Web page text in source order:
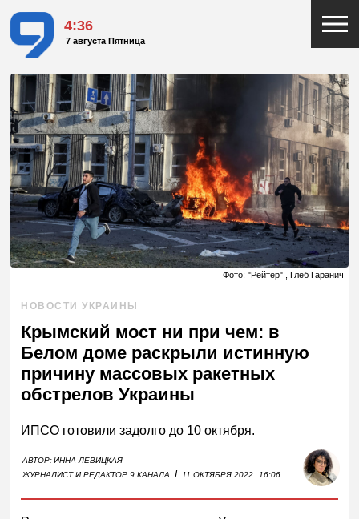
4:36
7 августа Пятница
Фото: "Рейтер" , Глеб Гаранич
НОВОСТИ УКРАИНЫ
Крымский мост ни при чем: в
Белом доме раскрыли истинную
причину массовых ракетных
обстрелов Украины
ИПСО готовили задолго до 10 октября.
АВТОР:ИННА ЛЕВИЦКАЯ
ЖУРНАЛИСТ И РЕДАКТОР 9 КАНАЛА
I 11 ОКТЯБРЯ 2022 16:06